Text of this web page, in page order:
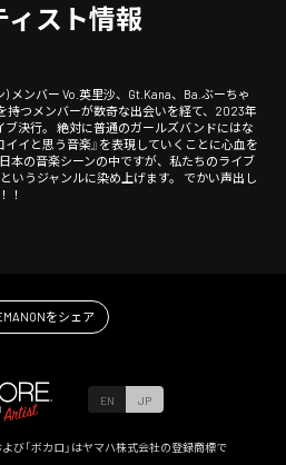
ィスト情報
メンバー Vo.英里沙、Gt.Kana、Ba.ぶーちゃ
持つメンバーが数奇な出会いを経て、2023年
ブ決行。 絶対に普通のガールズバンドにはな
イと思う音楽』を表現していくことに心血を
本の音楽シーンの中ですが、私たちのライブ
というジャンルに染め上げます。 でかい声出し
！
をシェア
EN JP
よび「ボカロ」はヤマハ株式会社の登録商標で